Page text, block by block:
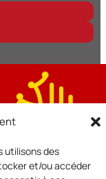
utilisons des
et/ou accéder